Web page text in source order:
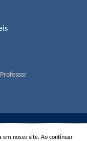
Paulo | Tel.:+55(11)
em nosso site. Ao continuar